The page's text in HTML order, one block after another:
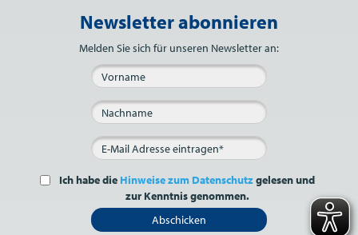
Bitte nicht ausfüllen.
Newsletter abonnieren
Melden Sie sich für unseren Newsletter an:
Ich habe die Hinweise zum Datenschutzgelesen und
zur Kenntnis genommen.
Abschicken